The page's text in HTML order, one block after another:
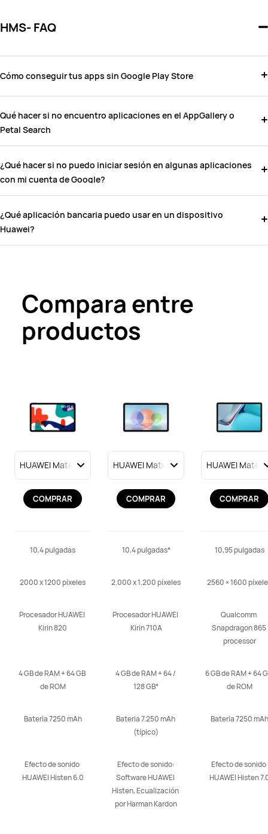
HMS- FAQ
Cómo conseguir tus apps sin Google Play Store
Qué hacer si no encuentro aplicaciones en el AppGallery o
Petal Search
¿Qué hacer si no puedo iniciar sesión en algunas aplicaciones
con mi cuenta de Google?
¿Qué aplicación bancaria puedo usar en un dispositivo
Huawei?
Compara entre
productos
COMPRAR
10,4 pulgadas
2000 x 1200 píxeles
Procesador HUAWEI
Kirin 820
4 GB de RAM + 64 GB
de ROM
Bateria 7250 mAh
Efecto de sonido
HUAWEI Histen 6.0
COMPRAR
10,4 pulgadas*
2.000 x 1.200 píxeles
Procesador HUAWEI
Kirin 710A
4 GB de RAM + 64 /
128 GB*
Bateria 7.250 mAh
(típico)
Efecto de sonido:
Software HUAWEI
Histen, Ecualización
por Harman Kardon
COMPRAR
10,95 pulgadas
2560 × 1600
Qualcomm
Snapdragon 865
processor
6 GB de RAM + 64
de ROM
Bateria 7250 mAh
Efecto de sonido
HUAWEI Histen